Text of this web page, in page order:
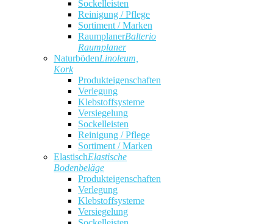
Sockelleisten
Reinigung / Pflege
Sortiment / Marken
RaumplanerBalterio
Raumplaner
NaturbödenLinoleum,
Kork
Produkteigenschaften
Verlegung
Klebstoffsysteme
Versiegelung
Sockelleisten
Reinigung / Pflege
Sortiment / Marken
ElastischElastische
Bodenbeläge
Produkteigenschaften
Verlegung
Klebstoffsysteme
Versiegelung